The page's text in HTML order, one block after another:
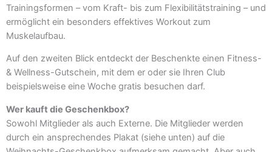
Trainingsformen – vom Kraft- bis zum Flexibilitätstraining – und
ermöglicht ein besonders effektives Workout zum
Muskelaufbau.
Auf den zweiten Blick entdeckt der Beschenkte einen Fitness-
& Wellness-Gutschein, mit dem er oder sie Ihren Club
beispielsweise eine Woche gratis besuchen darf.
Wer kauft die Geschenkbox?
Sowohl Mitglieder als auch Externe. Die Mitglieder werden
durch ein ansprechendes Plakat (siehe unten) auf die